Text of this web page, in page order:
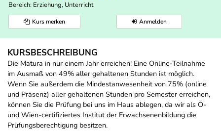
Bereich: Erziehung, Unterricht
Kurs merken Anmelden
KURSBESCHREIBUNG
Die Matura in nur einem Jahr erreichen! Eine Online-Teilnahme
im Ausmaß von 49% aller gehaltenen Stunden ist möglich.
Wenn Sie außerdem die Mindestanwesenheit von 75% (online
und Präsenz) aller gehaltenen Stunden pro Semester erreichen,
können Sie die Prüfung bei uns im Haus ablegen, da wir als Ö-
und Wien-certifiziertes Institut der Erwachsenenbildung die
Prüfungsberechtigung besitzen.